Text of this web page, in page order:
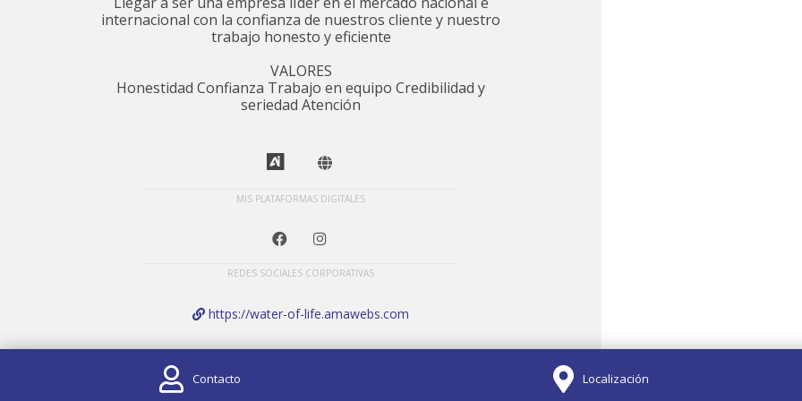
internacional con la confianza de nuestros cliente y nuestro
trabajo honesto y eficiente
VALORES
Honestidad Confianza Trabajo en equipo Credibilidad y
seriedad Atención
MIS PLATAFORMAS DIGITALES
REDES SOCIALES CORPORATIVAS
https://water-of-life.amawebs.com
Contacto Localización